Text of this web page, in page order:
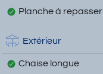
Planche à repasser
Extérieur
Chaise longue